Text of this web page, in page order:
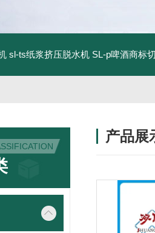
sl-ts纸浆挤压脱水机 SL-p啤酒商标
产品展